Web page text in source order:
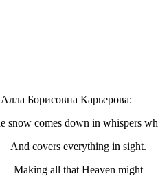
Борисовна Карьерова:
snow comes down in whispers
And covers everything in sight.
Making all that Heaven might